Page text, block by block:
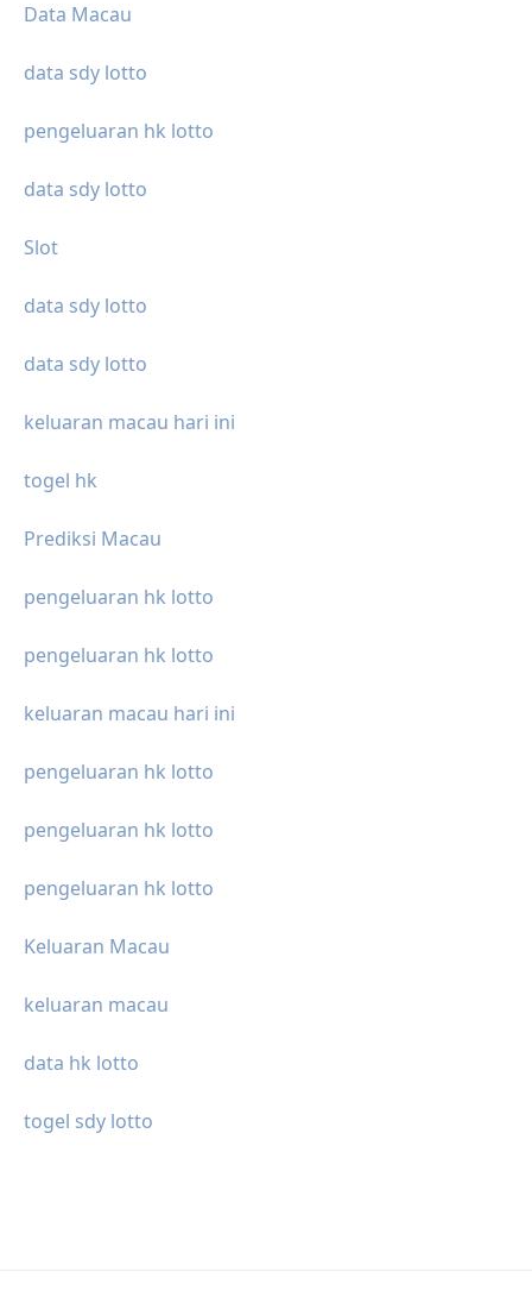
Data Macau
data sdy lotto
pengeluaran hk lotto
data sdy lotto
Slot
data sdy lotto
data sdy lotto
keluaran macau hari ini
togel hk
Prediksi Macau
pengeluaran hk lotto
pengeluaran hk lotto
keluaran macau hari ini
pengeluaran hk lotto
pengeluaran hk lotto
pengeluaran hk lotto
Keluaran Macau
keluaran macau
data hk lotto
togel sdy lotto